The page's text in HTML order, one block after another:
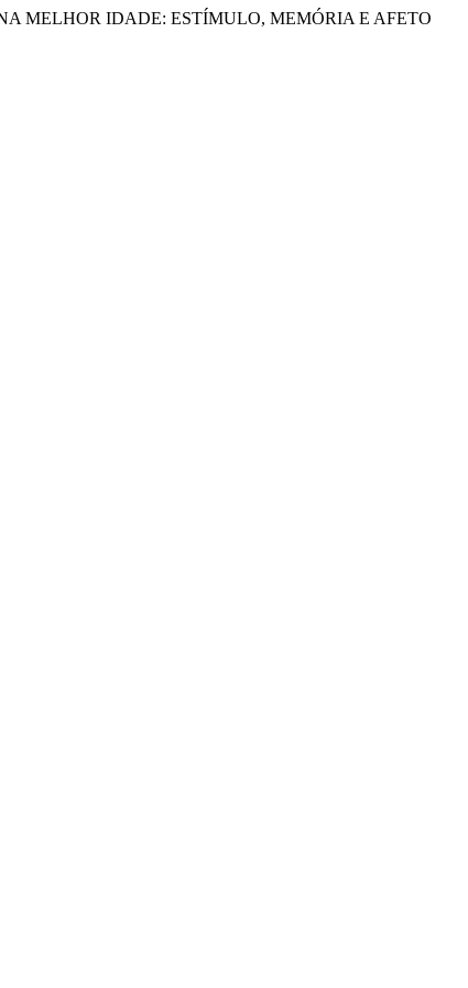
NA MELHOR IDADE: ESTÍMULO, MEMÓRIA E AFETO